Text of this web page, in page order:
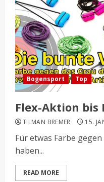
Bogensport Top
Flex-Aktion bis
TILMAN BREMER 15.
Für etwas Farbe
haben...
READ MORE